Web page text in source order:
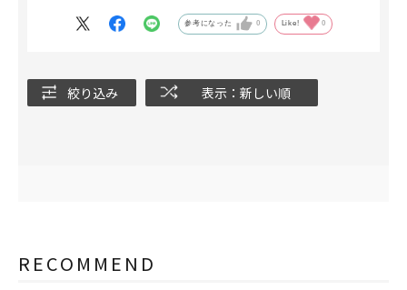
参考になった 0 Like! 0
絞り込み 表示：新しい順
RECOMMEND